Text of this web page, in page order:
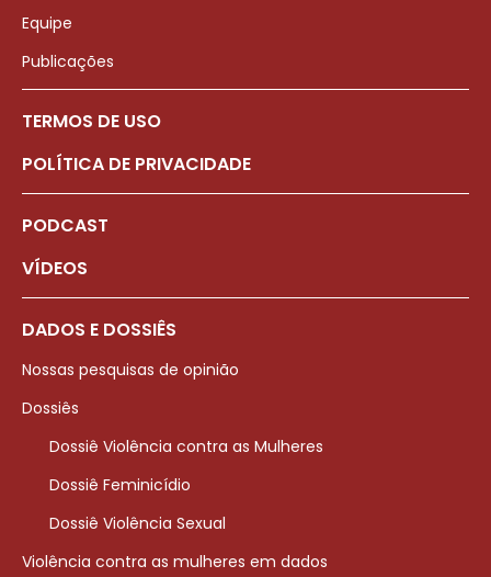
Equipe
Publicações
TERMOS DE USO
POLÍTICA DE PRIVACIDADE
PODCAST
VÍDEOS
DADOS E DOSSIÊS
Nossas pesquisas de opinião
Dossiês
Dossiê Violência contra as Mulheres
Dossiê Feminicídio
Dossiê Violência Sexual
Violência contra as mulheres em dados